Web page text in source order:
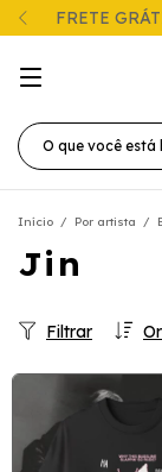
FRETE
Início / Por artista /
Jin
Filtrar